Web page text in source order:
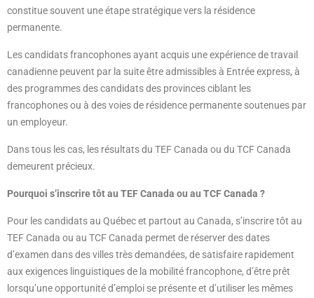
constitue souvent une étape stratégique vers la résidence
permanente.
Les candidats francophones ayant acquis une expérience de travail
canadienne peuvent par la suite être admissibles à Entrée express, à
des programmes des candidats des provinces ciblant les
francophones ou à des voies de résidence permanente soutenues par
un employeur.
Dans tous les cas, les résultats du TEF Canada ou du TCF Canada
demeurent précieux.
Pourquoi s’inscrire tôt au TEF Canada ou au TCF Canada ?
Pour les candidats au Québec et partout au Canada, s’inscrire tôt au
TEF Canada ou au TCF Canada permet de réserver des dates
d’examen dans des villes très demandées, de satisfaire rapidement
aux exigences linguistiques de la mobilité francophone, d’être prêt
lorsqu’une opportunité d’emploi se présente et d’utiliser les mêmes